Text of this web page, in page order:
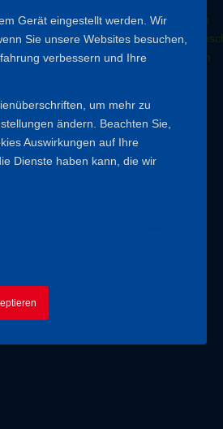
Gerät eingestellt werden. Wir
Sie unsere Websites besuchen,
verbessern und Ihre
um mehr zu
ändern. Beachten Sie,
Auswirkungen auf Ihre
Dienste haben kann, die wir
Kassiererin anschreiben
Facebook Betreuung
Webmaster anschreiben